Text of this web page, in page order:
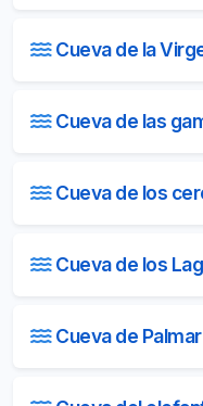
Cueva de la
Cueva de las
Cueva de los
Cueva de los
Cueva de Palmar